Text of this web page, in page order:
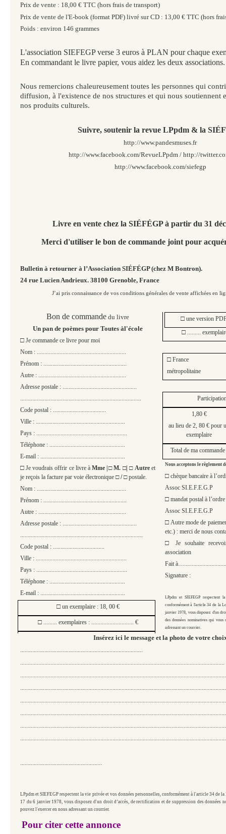
Prix de vente : 18,00 € TTC (hors frais de transport)
Prix de vente de l'E-book (format PDF) livré sur CD : 13,00 € TTC (hors
Poids : environ 146 grammes
L'association SIEFEGP verse 3 euros à PLAN pour chaque
En commandant le livre papier, vous aidez les deux associations.
Nous remercions chaleureusement toutes les personnes qui
diffusion, à l'existence de nos structures et qui nous soutiennent
nos produits culturels.
Suivre, soutenir la revue LPpdm & la
http://www.pandesmuses.fr
http://www.facebook.com/RevueLPpdm / http://
http://www.facebook.com/siefegp
Livre en vente chez la SIÉFÉGP à partir du 31
Merci d'utiliser le bon de commande joint pour
Bulletin à retourner à l’Association SIÉFÉGP (chez M Bontron).
24 rue Lucien Andrieux. 38100 Grenoble, France
J’ai pris connaissance de vos conditions générales de vente affichées en
Bon de commande du livre
Un pan de poèmes pour Toutes àl'école
□ Je commande ce livre pour moi
Nom : ...........................................................
Prénom : .......................................................
Autre : ..........................................................
Adresse postale : .................................................
................................................................................
Code postal : ...................................
Ville : ...........................................................
Pays : ............................................................
Téléphone : ..................................................
E-mail : ........................................................
□ Je voudrais offrir ce livre à Mme |□ M. □| □ Autre et
je reçois la facture par voie électronique □ / □postale.
Nom : ...........................................................
Prénom : .......................................................
Autre : ..........................................................
Adresse postale : .................................................
.................................................................................
Code postal : ..................................
Ville : ............................................................
Pays : ............................................................
Téléphone : ..................................................
E-mail : ........................................................
□ un exemplaire : 18, 00 €
□ ......... exemplaires : ............................ €
□uneversion
□ .........
□France
métropolitaine
1,80 €
au lieu de 2, 80 € pour
exemplaire
Total de ma
Nous acceptons le règlement
□ chèque bancaire à l’
Assoc SI.E.F.E.G.P
□ mandat postal à l’ordre
Assoc SI.E.F.E.G.P
□ Autre mode de
etc.) : merci de nous
□ Je souhaite
association
Fait
Signature :
LPpdm et SIEFEGP respectent
conformément à l'article34 de la
janvier 1978, vous disposez d'un
des données nominatives qui
adressant un courrier.
Insérez ici le message et la photo de votre
.................................................................................
.......................................................................................................................................
........................................................................................................................................
......................................................
LPpdm et SIEFEGP respectent la vie privée et vos données personnelles, conformément à l'article 34 de
17 du 6 janvier 1978, vous disposez d'un droit d’accès, de rectification et de suppression des données
pouvez l'exercer en nous adressant un courrier.
Pour citer cette annonce